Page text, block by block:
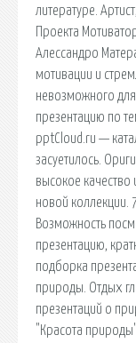
литературе.
Проекта
Алессандро
мотивации и
невозможного
презентацию по
pptCloud.ru —
засуетилось.
высокое качество
новой коллекции.
Возможность
презентацию,
подборка
природы. Отдых
презентаций о
"Красота